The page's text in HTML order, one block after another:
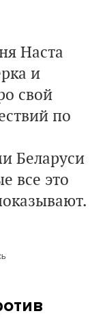
Наста
и
свой
по
Беларуси
все это